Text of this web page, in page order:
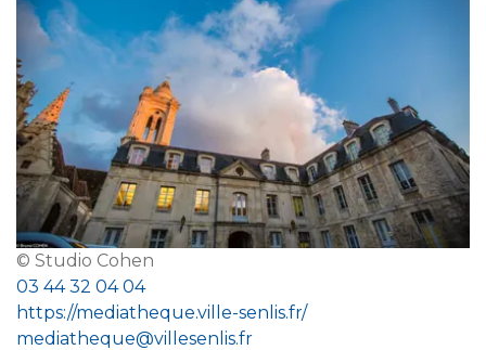
© Studio Cohen
03 44 32 04 04
https://mediatheque.ville-senlis.fr/
mediatheque@villesenlis.fr